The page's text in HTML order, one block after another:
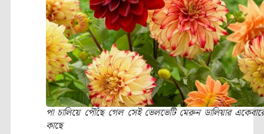
পা চালিয়ে পৌঁছে গেল সেই ভেলভেটি মেরুন ডালিয়ার
কাছে